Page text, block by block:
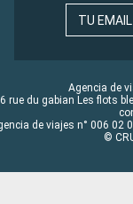
TU EMAIL
Agencia de
rue du gabian Les flots
de viajes n° 006 02
©